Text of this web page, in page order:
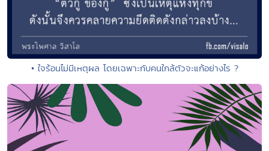
• ใจร้อนไม่มีเหตุผล โดยเฉพาะกับคนใกล้ตัวจะแก้อย่างไร ?